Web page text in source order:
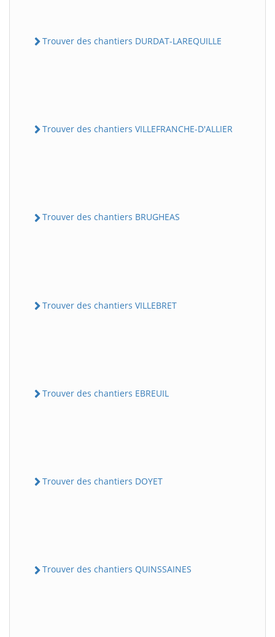
Trouver des chantiers DURDAT-LAREQUILLE
Trouver des chantiers VILLEFRANCHE-D'ALLIER
Trouver des chantiers BRUGHEAS
Trouver des chantiers VILLEBRET
Trouver des chantiers EBREUIL
Trouver des chantiers DOYET
Trouver des chantiers QUINSSAINES